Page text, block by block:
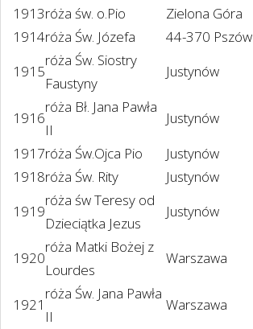
1913róża św. o.Pio Zielona Góra
1914róża Św. Józefa 44-370 Pszów
1915
róża Św. Siostry
Faustyny
Justynów
1916
róża Bł. Jana Pawła
II
Justynów
1917róża Św.Ojca Pio Justynów
1918róża Św. Rity Justynów
1919
róża św Teresy od
Dzieciątka Jezus
Justynów
1920
róża Matki Bożej z
Lourdes
Warszawa
1921
róża Św. Jana Pawła
II
Warszawa